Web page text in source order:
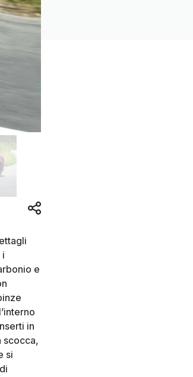
i
e
in
scocca,
si